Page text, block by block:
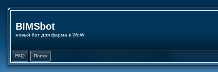
BIMSbot
новый бот для фарма в WoW
FAQ Поиск